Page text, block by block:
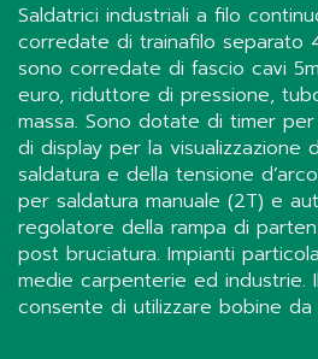
Saldatrici industriali a filo
corredate di trainafilo separato
sono corredate di fascio cavi
euro, riduttore di pressione,
massa. Sono dotate di timer
di display per la visualizzazione
saldatura e della tensione
per saldatura manuale (2T) e
regolatore della rampa di
post bruciatura. Impianti
medie carpenterie ed industrie.
consente di utilizzare bobine da